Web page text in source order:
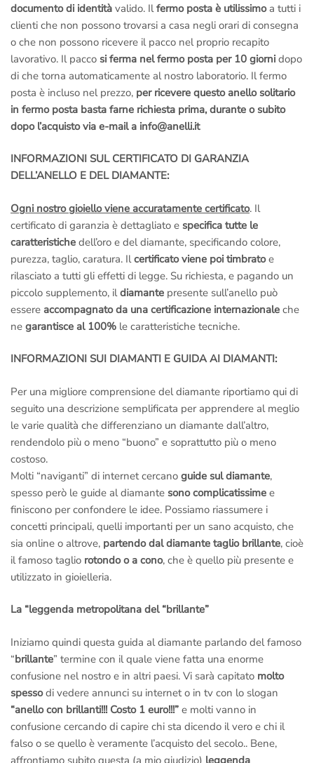
documento di identità valido. Ilfermo posta è utilissimoa tutti i
clienti che non possono trovarsi a casa negli orari di consegna
o che non possono ricevere il pacco nel proprio recapito
lavorativo. Il pacco si ferma nel fermo posta per 10 giorni dopo
di che torna automaticamente al nostro laboratorio. Il fermo
posta è incluso nel prezzo, per ricevere questo anello solitario
in fermo posta basta farne richiesta prima, durante o subito
dopo l’acquisto via e-mail a info@anelli.it
INFORMAZIONI SUL CERTIFICATO DI GARANZIA
DELL’ANELLO E DEL DIAMANTE:
Ogni nostro gioiello viene accuratamente certificato. Il
certificato di garanzia è dettagliato e specifica tutte le
caratteristiche dell’oro e del diamante, specificando colore,
purezza, taglio, caratura. Ilcertificato viene poi timbratoe
rilasciato a tutti gli effetti di legge. Su richiesta, e pagando un
piccolo supplemento, ildiamante presente sull’anello può
essere accompagnato da una certificazione internazionale che
ne garantisce al 100% le caratteristiche tecniche.
INFORMAZIONI SUI DIAMANTI E GUIDA AI DIAMANTI:
Per una migliore comprensione del diamante riportiamo qui di
seguito una descrizione semplificata per apprendere al meglio
le varie qualità che differenziano un diamante dall’altro,
rendendolo più o meno “buono” e soprattutto più o meno
costoso.
Molti “naviganti” di internet cercano guide sul diamante,
spesso però le guide al diamante sono complicatissime e
finiscono per confondere le idee. Possiamo riassumere i
concetti principali, quelli importanti per un sano acquisto, che
sia online o altrove, partendo dal diamante taglio brillante, cioè
il famoso taglio rotondo o a cono, che è quello più presente e
utilizzato in gioielleria.
La “leggenda metropolitana del “brillante”
Iniziamo quindi questa guida al diamante parlando del famoso
“brillante” termine con il quale viene fatta una enorme
confusione nel nostro e in altri paesi. Vi sarà capitato molto
spessodi vedere annunci su internet o in tv con lo slogan
“anello con brillanti!!! Costo 1 euro!!!” e molti vanno in
confusione cercando di capire chi sta dicendo il vero e chi il
falso o se quello è veramente l’acquisto del secolo.. Bene,
affrontiamo subito questa (a mio giudizio) leggenda